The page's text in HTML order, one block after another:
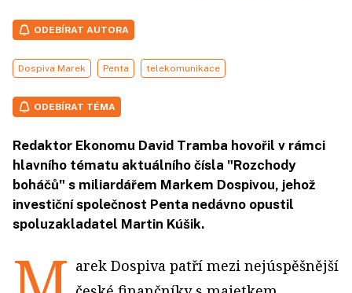
ODEBÍRAT AUTORA
Dospiva Marek Penta telekomunikace
ODEBÍRAT TÉMA
Redaktor Ekonomu David Tramba hovořil v rámci
hlavního tématu aktuálního čísla "Rozchody
boháčů" s miliardářem Markem Dospivou, jehož
investiční společnost Penta nedávno opustil
spoluzakladatel Martin Kúšik.
arek Dospiva patří mezi nejúspěšnější